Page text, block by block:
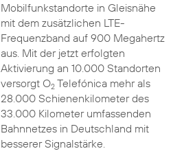
Mobilfunkstandorte in Gleisnähe
mit dem zusätzlichen LTE-
Frequenzband auf 900 Megahertz
aus. Mit der jetzt erfolgten
Aktivierung an 10.000 Standorten
versorgt O2Telefónica mehr als
28.000 Schienenkilometer des
33.000 Kilometer umfassenden
Bahnnetzes in Deutschland mit
besserer Signalstärke.